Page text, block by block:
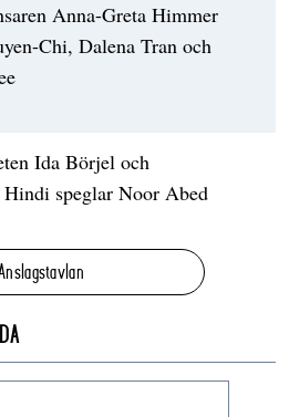
Anna-Greta Himmer
Chi, Dalena Tran och
Ida Börjel och
Hindi speglar Noor Abed